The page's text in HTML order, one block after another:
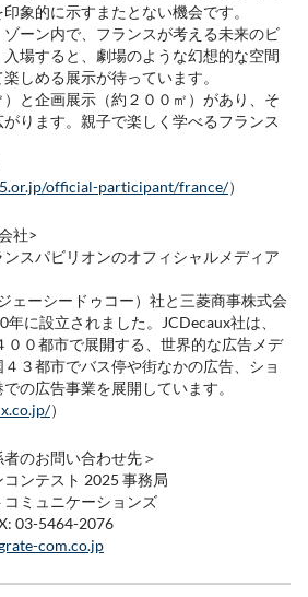
象的に示すまたとない機会です。
ゾーン内で、フランスが考える未来のビ
場すると、劇場のような幻想的な空間
しめる展示が待っています。
と企画展示（約２００㎡）があり、そ
ります。親子で楽しく学べるフランス
official-participant/france/）
社>
スパビリオンのオフィシャルメディア
ェーシードゥコー）社と三菱商事株式会
に設立されました。JCDecaux社は、
００都市で展開する、世界的な広告メデ
３都市でバス停や街なかの広告、ショ
の広告事業を展開しています。
）
のお問い合わせ先＞
ンテスト 2025 事務局
ミュニケーションズ
03-5464-2076
com.co.jp